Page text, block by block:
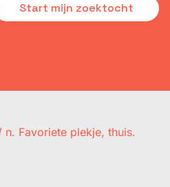
Start mijn zoektocht
n. Favoriete plekje, thuis.